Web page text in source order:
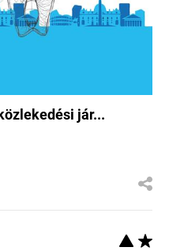
jár...